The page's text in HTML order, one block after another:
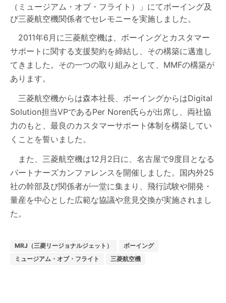
（ミュージアム・オブ・フライト）」にてボーイング及
び三菱航空機関係者でセレモニーを実施しました。
2011年6月に三菱航空機は、ボーイングとカスタマー
サポートに関する支援契約を締結し、その構築に邁進し
てきました。その一つの取り組みとして、MMFの構築が
あります。
三菱航空機からは森本社長、ボーイングからはDigital
Solution担当VPであるPer Noren氏らが出席し、両社協
力のもと、最良のカスタマーサポート体制を構築してい
くことを誓いました。
また、三菱航空機は12月2日に、名古屋で9度目となる
パートナーズカンファレンスを開催しました。国内外25
社の幹部及び関係者が一堂に集まり、飛行試験や開発・
量産を中心とした広範な協議や意見交換が実施されまし
た。
MRJ（三菱リージョナルジェット）
ボーイング
ミュージアム・オブ・フライト
三菱航空機